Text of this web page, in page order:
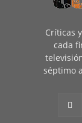
Críticas
cada
séptimo